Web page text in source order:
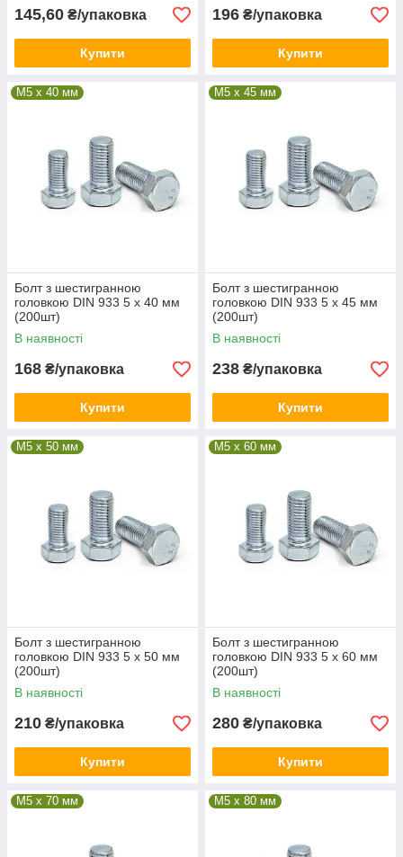
145,60 ₴/упаковка
Купити
196 ₴/упаковка
Купити
М5 x 40 мм
Болт з шестигранною
головкою DIN 933 5 х 40 мм
(200шт)
В наявності
168 ₴/упаковка
Купити
М5 x 45 мм
Болт з шестигранною
головкою DIN 933 5 х 45 мм
(200шт)
В наявності
238 ₴/упаковка
Купити
М5 x 50 мм
Болт з шестигранною
головкою DIN 933 5 х 50 мм
(200шт)
В наявності
210 ₴/упаковка
Купити
М5 x 60 мм
Болт з шестигранною
головкою DIN 933 5 х 60 мм
(200шт)
В наявності
280 ₴/упаковка
Купити
М5 x 70 мм М5 x 80 мм